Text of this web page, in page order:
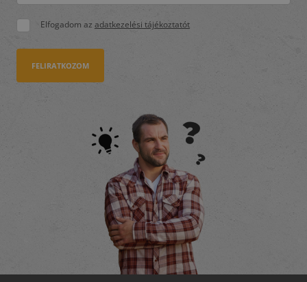
Elfogadom az adatkezelési tájékoztatót
FELIRATKOZOM